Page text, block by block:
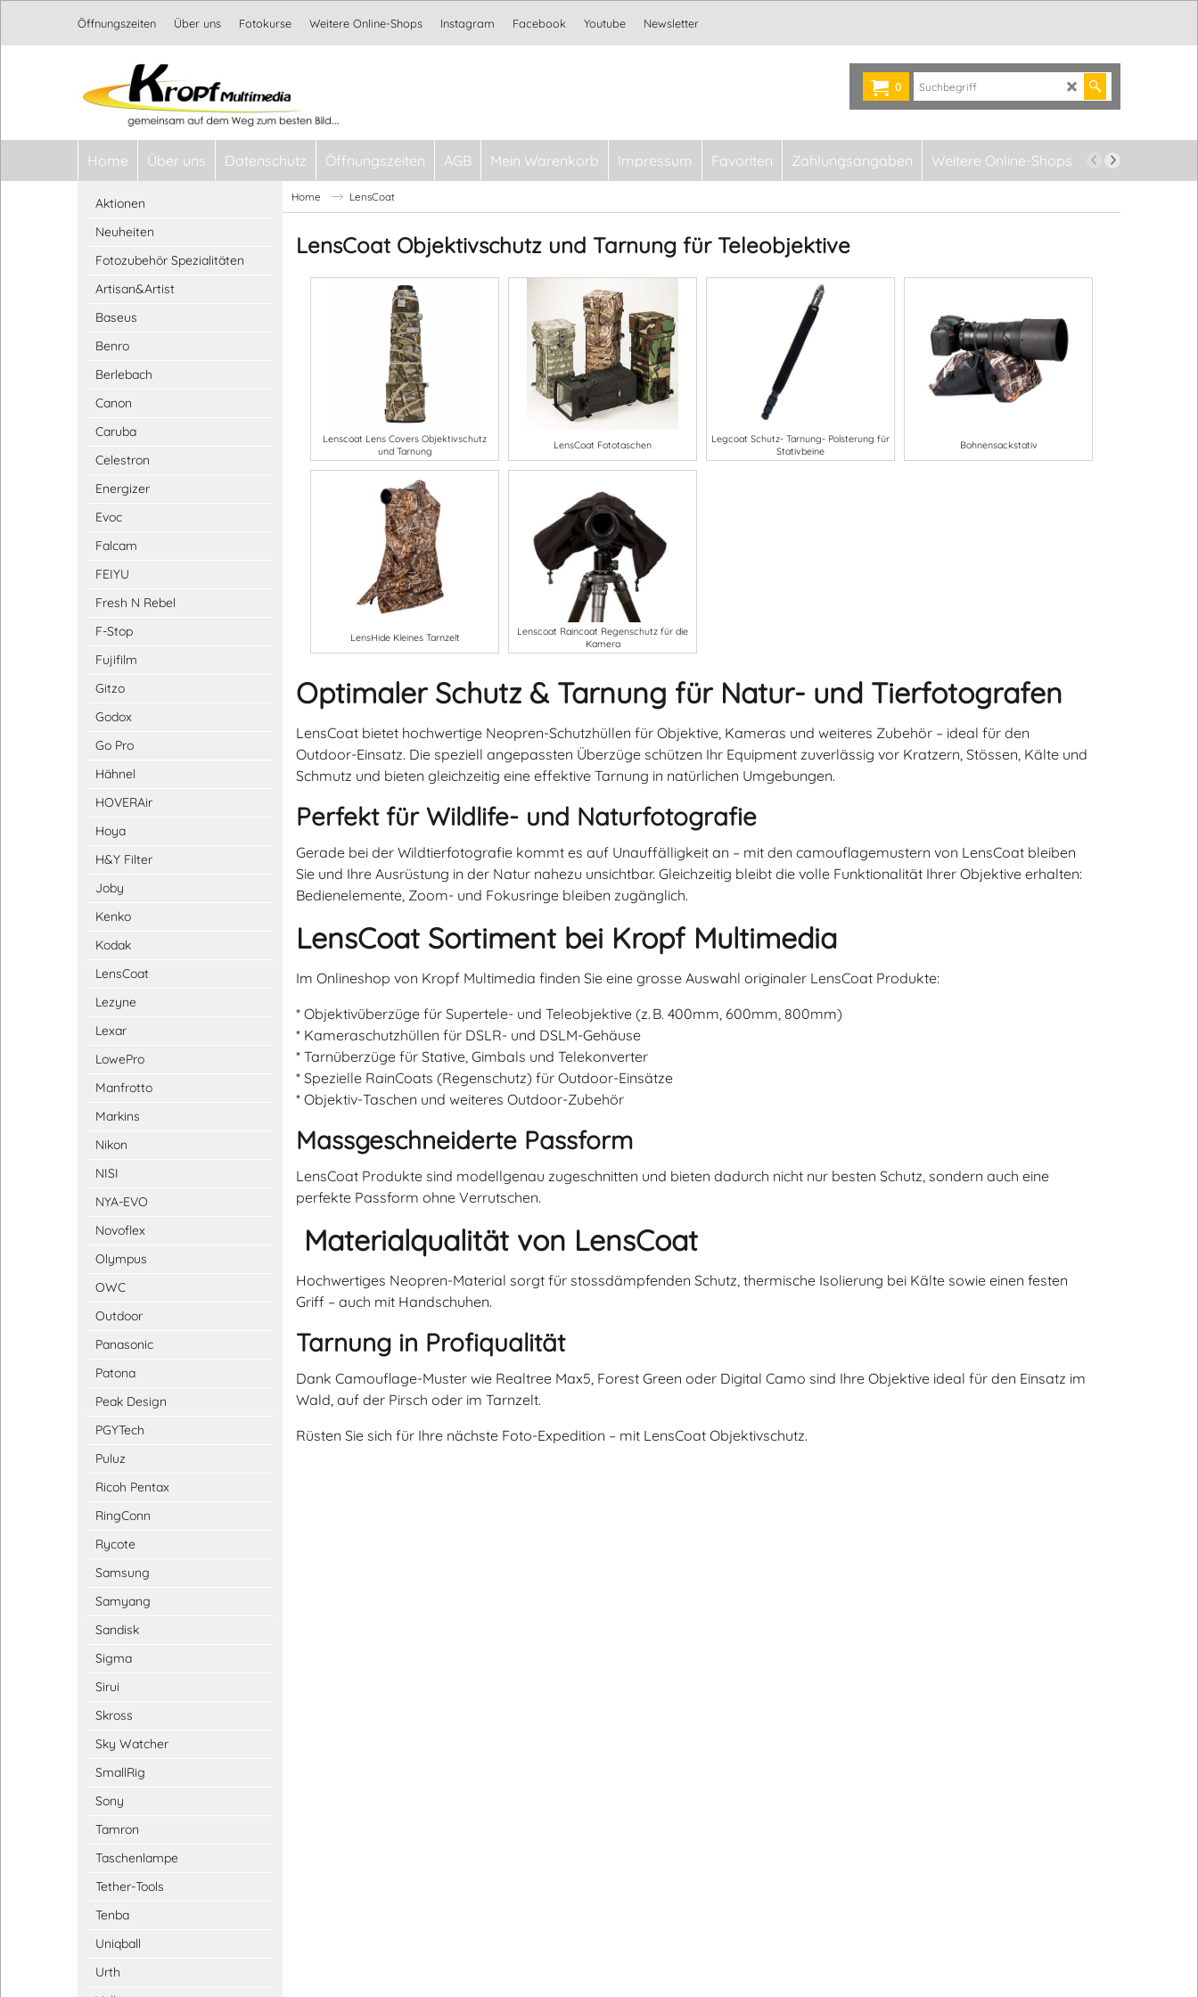
Öffnungszeiten Über uns Fotokurse Weitere Online-Shops Instagram Facebook Youtube Newsletter
0
Home Über uns Datenschutz Öffnungszeiten AGB Mein Warenkorb Impressum Favoriten Zahlungsangaben Weitere Online-Shops Newsletter
Aktionen
Neuheiten
Fotozubehör Spezialitäten
Artisan&Artist
Baseus
Benro
Berlebach
Canon
Caruba
Celestron
Energizer
Evoc
Falcam
FEIYU
Fresh N Rebel
F-Stop
Fujifilm
Gitzo
Godox
Go Pro
Hähnel
HOVERAir
Hoya
H&Y Filter
Joby
Kenko
Kodak
LensCoat
Lezyne
Lexar
LowePro
Manfrotto
Markins
Nikon
NISI
NYA-EVO
Novoflex
Olympus
OWC
Outdoor
Panasonic
Patona
Peak Design
PGYTech
Puluz
Ricoh Pentax
RingConn
Rycote
Samsung
Samyang
Sandisk
Sigma
Sirui
Skross
Sky Watcher
SmallRig
Sony
Tamron
Taschenlampe
Tether-Tools
Tenba
Uniqball
Urth
Home LensCoat
LensCoat Objektivschutz und Tarnung für Teleobjektive
Lenscoat Lens Covers Objektivschutz
und Tarnung
LensCoat Fototaschen
Legcoat Schutz- Tarnung- Polsterung für
Stativbeine
Bohnensackstativ
LensHide Kleines Tarnzelt
Lenscoat Raincoat Regenschutz für die
Kamera
Optimaler Schutz & Tarnung für Natur- und Tierfotografen
LensCoat bietet hochwertige Neopren-Schutzhüllen für Objektive, Kameras und weiteres Zubehör – ideal für den
Outdoor-Einsatz. Die speziell angepassten Überzüge schützen Ihr Equipment zuverlässig vor Kratzern, Stössen, Kälte und
Schmutz und bieten gleichzeitig eine effektive Tarnung in natürlichen Umgebungen.
Perfekt für Wildlife- und Naturfotografie
Gerade bei der Wildtierfotografie kommt es auf Unauffälligkeit an – mit den camouflagemustern von LensCoat bleiben
Sie und Ihre Ausrüstung in der Natur nahezu unsichtbar. Gleichzeitig bleibt die volle Funktionalität Ihrer Objektive erhalten:
Bedienelemente, Zoom- und Fokusringe bleiben zugänglich.
LensCoat Sortiment bei Kropf Multimedia
Im Onlineshop von Kropf Multimedia finden Sie eine grosse Auswahl originaler LensCoat Produkte:
* Objektivüberzüge für Supertele- und Teleobjektive (z. B. 400mm, 600mm, 800mm)
* Kameraschutzhüllen für DSLR- und DSLM-Gehäuse
* Tarnüberzüge für Stative, Gimbals und Telekonverter
* Spezielle RainCoats (Regenschutz) für Outdoor-Einsätze
* Objektiv-Taschen und weiteres Outdoor-Zubehör
Massgeschneiderte Passform
LensCoat Produkte sind modellgenau zugeschnitten und bieten dadurch nicht nur besten Schutz, sondern auch eine
perfekte Passform ohne Verrutschen.
Materialqualität von LensCoat
Hochwertiges Neopren-Material sorgt für stossdämpfenden Schutz, thermische Isolierung bei Kälte sowie einen festen
Griff – auch mit Handschuhen.
Tarnung in Profiqualität
Dank Camouflage-Muster wie Realtree Max5, Forest Green oder Digital Camo sind Ihre Objektive ideal für den Einsatz im
Wald, auf der Pirsch oder im Tarnzelt.
Rüsten Sie sich für Ihre nächste Foto-Expedition – mit LensCoat Objektivschutz.